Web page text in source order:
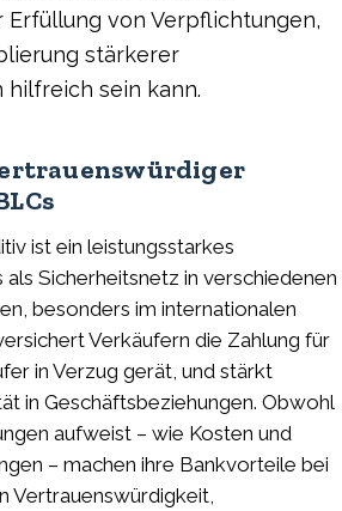
Erfüllung von Verpflichtungen,
stärkerer
sein kann.
ist ein leistungsstarkes
als Sicherheitsnetz in verschiedenen
besonders im internationalen
Verkäufern die Zahlung für
in Verzug gerät, und stärkt
in Geschäftsbeziehungen. Obwohl
aufweist – wie Kosten und
– machen ihre Bankvorteile bei
Vertrauenswürdigkeit,